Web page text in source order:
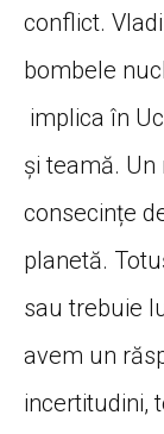
conflict.
bombele
implica în
și teamă. Un
consecințe
planetă.
sau trebuie
avem un
incertitudini,